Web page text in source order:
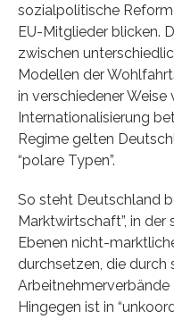
sozialpolitische
EU-Mitglieder blicken.
zwischen
Modellen der
in verschiedener Weise
Internationalisierung
Regime gelten
“polare Typen”.
So steht Deutschland
Marktwirtschaft”, in
Ebenen nicht-
durchsetzen, die durch
Hingegen ist in